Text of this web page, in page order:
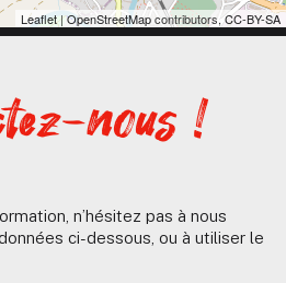
Leaflet|OpenStreetMapcontributors,CC-BY-SA
nous !
n’hésitez pas à nous
ci-dessous, ou à utiliser le